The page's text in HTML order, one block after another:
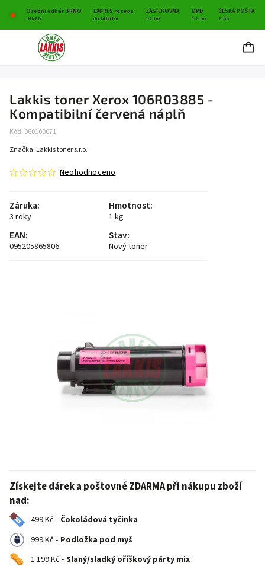
Osobní odběr BRNO EXPRES rozvoz ZÁSILKOVNA DPD ČESKÁ POŠTA
IHNED do 24 hodin 1-2 dny 1-2 dny 2 dny
Lakkis toner Xerox 106R03885 -
Kompatibilní červená náplň
Kód: 060100071
Neohodnoceno
Záruka:
3 roky
Hmotnost:
1 kg
EAN:
095205865806
Stav:
Nový toner
Značka: Lakkis toner s.r.o.
Získejte dárek a poštovné ZDARMA při nákupu zboží
nad:
499 Kč - Čokoládová tyčinka
999 Kč - Podložka pod myš
1 199 Kč - Slaný/sladký oříškový párty mix